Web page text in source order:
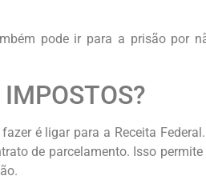
pode ir para a prisão por
IMPOSTOS?
é ligar para a Receita
de parcelamento. Isso